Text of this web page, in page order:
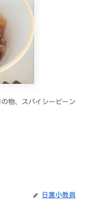
物、スパイシービーン
日置小教員